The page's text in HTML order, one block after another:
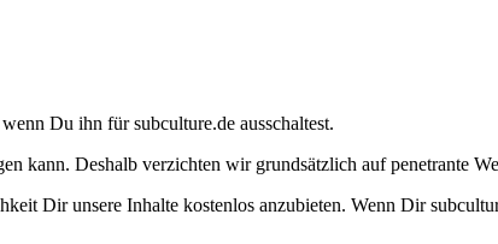
Du ihn für subculture.de ausschaltest.
kann. Deshalb verzichten wir grundsätzlich auf penetrante
Dir unsere Inhalte kostenlos anzubieten. Wenn Dir